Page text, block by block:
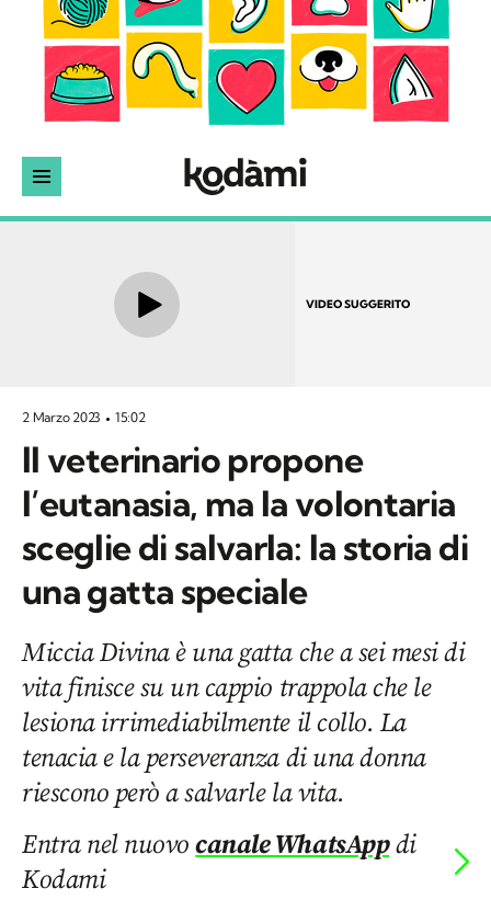
VIDEO SUGGERITO
2 Marzo 2023 15:02
Il veterinario propone
l’eutanasia, ma la volontaria
sceglie di salvarla: la storia di
una gatta speciale
Miccia Divina è una gatta che a sei mesi di
vita finisce su un cappio trappola che le
lesiona irrimediabilmente il collo. La
tenacia e la perseveranza di una donna
riescono però a salvarle la vita.
Entra nel nuovocanale WhatsAppdi
Kodami